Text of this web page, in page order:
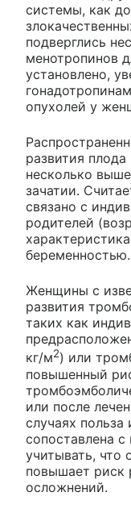
системы, как
подверглись
менотропинов
установлено,
опухолей у
развития
несколько
зачатии.
связано с
родителей
беременностью.
Женщины с
развития
таких как
кг/м2) или
повышенный
или после
случаях
сопоставлена
учитывать, что
повышает риск
осложнений.